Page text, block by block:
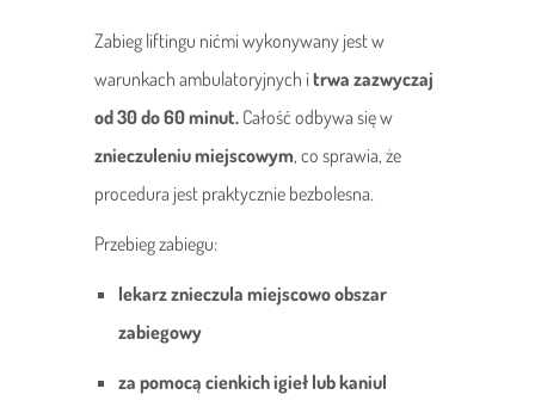
Zabieg liftingu nićmi wykonywany jest w
warunkach ambulatoryjnych i trwa zazwyczaj
od 30 do 60 minut. Całość odbywa się w
znieczuleniu miejscowym, co sprawia, że
procedura jest praktycznie bezbolesna.
Przebieg zabiegu:
lekarz znieczula miejscowo obszar
zabiegowy
za pomocą cienkich igieł lub kaniul